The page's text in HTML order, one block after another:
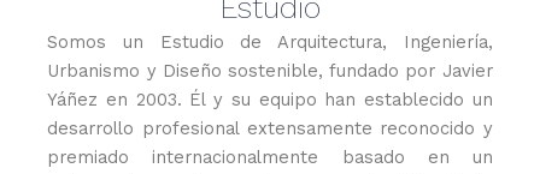
Estudio
Somos un Estudio de Arquitectura, Ingeniería,
Urbanismo y Diseño sostenible, fundado por Javier
Yáñez en 2003. Él y su equipo han establecido un
desarrollo profesional extensamente reconocido y
premiado internacionalmente basado en un